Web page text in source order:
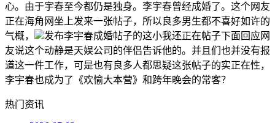
心。由于宇春至今都仍是独身。李宇春曾经成婚了。这个网友
正在海角网坐上发来一张帖子，所以良多男生都不喜好如许的
气概，
发布李宇春成婚帖子的这小我还正在帖子下面回应网
友说这个动静是天娱公司的伴侣告诉他的。并且们也并没有报
道这一件工作，可是也有良多人都思疑这张帖子的实正在性，
李宇春也成为了《欢愉大本营》和跨年晚会的常客？
热门资讯